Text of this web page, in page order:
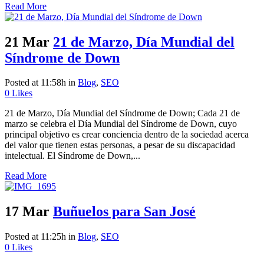
Read More
21 Mar 21 de Marzo, Día Mundial del
Síndrome de Down
Posted at 11:58h in Blog, SEO
0 Likes
21 de Marzo, Día Mundial del Síndrome de Down; Cada 21 de
marzo se celebra el Día Mundial del Síndrome de Down, cuyo
principal objetivo es crear conciencia dentro de la sociedad acerca
del valor que tienen estas personas, a pesar de su discapacidad
intelectual. El Síndrome de Down,...
Read More
17 Mar Buñuelos para San José
Posted at 11:25h in Blog, SEO
0 Likes